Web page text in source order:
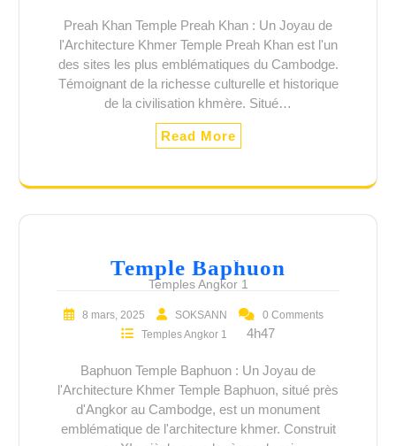
Temples Angkor 1
Preah Khan Temple Preah Khan : Un Joyau de
l'Architecture Khmer Temple Preah Khan est l'un
des sites les plus emblématiques du Cambodge.
Témoignant de la richesse culturelle et historique
de la civilisation khmère. Situé…
Read More
Temple Baphuon
8 mars, 2025 SOKSANN
0 Comments
Temples Angkor 1
4h47
Baphuon Temple Baphuon : Un Joyau de
l'Architecture Khmer Temple Baphuon, situé près
d'Angkor au Cambodge, est un monument
emblématique de l'architecture khmer. Construit